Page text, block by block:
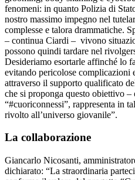
fenomeni: in quanto Polizia di
nostro massimo impegno nel
complesse e talora drammatiche.
– continua Ciardi – vivono
possono quindi tardare nel
Desideriamo esortarle affinché lo
evitando pericolose complicazioni
attraverso il supporto qualificato
che si proponga questo obiettivo
“#cuoriconnessi”, rappresenta in
rivolto all’universo giovanile”.
La collaborazione
Giancarlo Nicosanti,
dichiarato: “La straordinaria